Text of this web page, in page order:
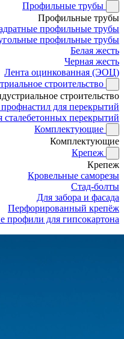
Профильные трубы
Профильные трубы
профильные трубы
профильные трубы
Белая жесть
Черная жесть
Лента оцинкованная (ЭОЦ)
строительство
строительство
для перекрытий
сталебетонных перекрытий
Комплектующие
Комплектующие
Крепеж
Крепеж
Кровельные саморезы
Стад-болты
Для забора и фасада
Перфорированный крепёж
профили для гипсокартона